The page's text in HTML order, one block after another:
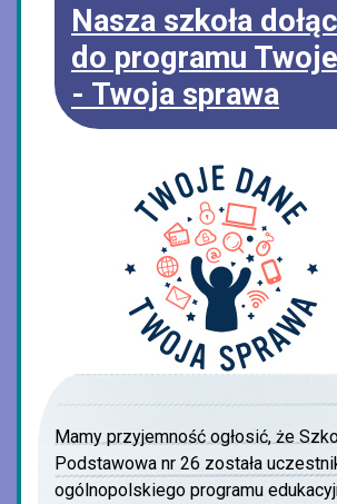
Nasza szkoła
do programu
- Twoja sprawa
Mamy przyjemność ogłosić, że
Podstawowa nr 26 została
ogólnopolskiego programu